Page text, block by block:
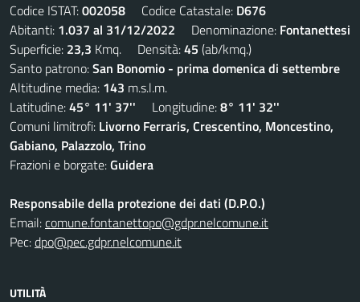
Codice ISTAT:002058 Codice Catastale: D676
Abitanti: 1.037 al 31/12/2022 Denominazione: Fontanettesi
Superficie: 23,3 Kmq. Densità:45 (ab/kmq.)
Santo patrono:San Bonomio - prima domenica di settembre
Altitudine media: 143 m.s.l.m.
Latitudine:45° 11' 37'' Longitudine:8° 11' 32''
Comuni limitrofi: Livorno Ferraris, Crescentino, Moncestino,
Gabiano, Palazzolo, Trino
Frazioni e borgate:Guidera
Responsabile della protezione dei dati (D.P.O.)
Email:comune.fontanettopo@gdpr.nelcomune.it
Pec:dpo@pec.gdpr.nelcomune.it
UTILITÀ